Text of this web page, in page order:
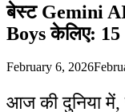
बेस्ट Gemini
Boys केलिए:
February 6, 2026
आज की दुनिया में,